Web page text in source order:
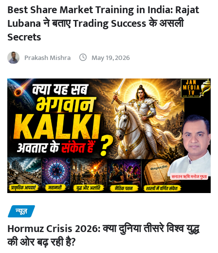
Best Share Market Training in India: Rajat
Lubana ने बताए Trading Success के असली
Secrets
Prakash Mishra May 19, 2026
न्यूज़
Hormuz Crisis 2026: क्या दुनिया तीसरे विश्व युद्ध
की ओर बढ़ रही है?